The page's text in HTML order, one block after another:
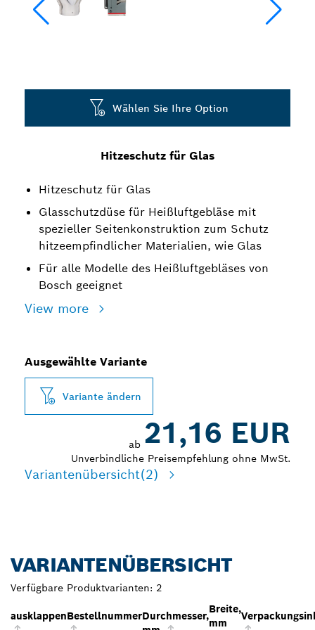
Hitzeschutz für Glas
Hitzeschutz für Glas
Glasschutzdüse für Heißluftgebläse mit
spezieller Seitenkonstruktion zum Schutz
hitzeempfindlicher Materialien, wie Glas
Für alle Modelle des Heißluftgebläses von
Bosch geeignet
View more
Wählen Sie Ihre Option
Ausgewählte Variante
Variante ändern
ab 21,16 EUR
Unverbindliche Preisempfehlung ohne MwSt.
Variantenübersicht(2)
VARIANTENÜBERSICHT
Verfügbare Produktvarianten: 2
ausklappenBestellnummerDurchmesser,
Breite,
mm